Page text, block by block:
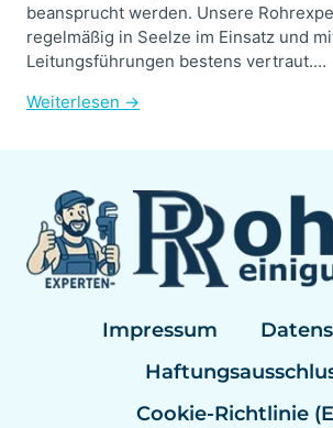
beansprucht werden. Unsere
regelmäßig in Seelze im Einsatz und
Leitungsführungen bestens vertraut.…
Weiterlesen →
Impressum
Cookie-Richtlinie